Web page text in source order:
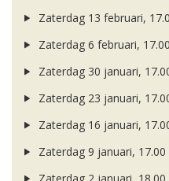
Zaterdag 13 februari,
Zaterdag 6 februari,
Zaterdag 30 januari,
Zaterdag 23 januari,
Zaterdag 16 januari,
Zaterdag 9 januari, 17.00